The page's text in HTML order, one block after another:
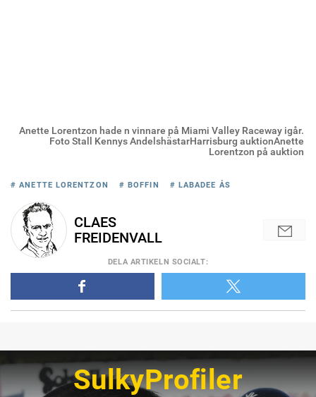
Anette Lorentzon hade n vinnare på Miami Valley Raceway igår.
Foto Stall Kennys AndelshästarHarrisburg auktionAnette
Lorentzon på auktion
# ANETTE LORENTZON # BOFFIN # LABADEE ÅS
CLAES
FREIDENVALL
DELA ARTIKELN SOCIALT:
SulkyProfiler